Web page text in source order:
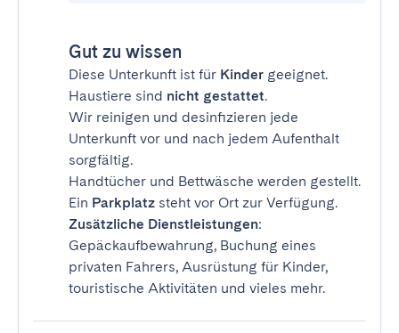
Gut zu wissen
Diese Unterkunft ist für Kinder geeignet.
Haustiere sind nicht gestattet.
Wir reinigen und desinfizieren jede
Unterkunft vor und nach jedem Aufenthalt
sorgfältig.
Handtücher und Bettwäsche werden gestellt.
Ein Parkplatz steht vor Ort zur Verfügung.
Zusätzliche Dienstleistungen:
Gepäckaufbewahrung, Buchung eines
privaten Fahrers, Ausrüstung für Kinder,
touristische Aktivitäten und vieles mehr.